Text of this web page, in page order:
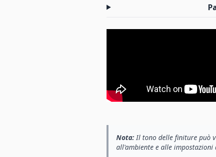
Nota:Il tono delle finiture può
all'ambiente e alle impostazioni